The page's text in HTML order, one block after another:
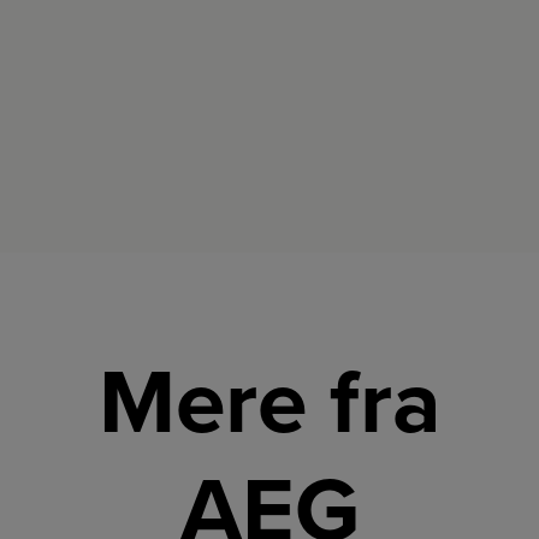
Mere fra
AEG